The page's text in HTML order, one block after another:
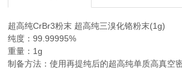
超高纯CrBr3粉末 超高纯三溴化铬粉末(1g)
纯度：99.99995%
重量：1g
制备方法：使用再提纯后的超高纯单质高真空